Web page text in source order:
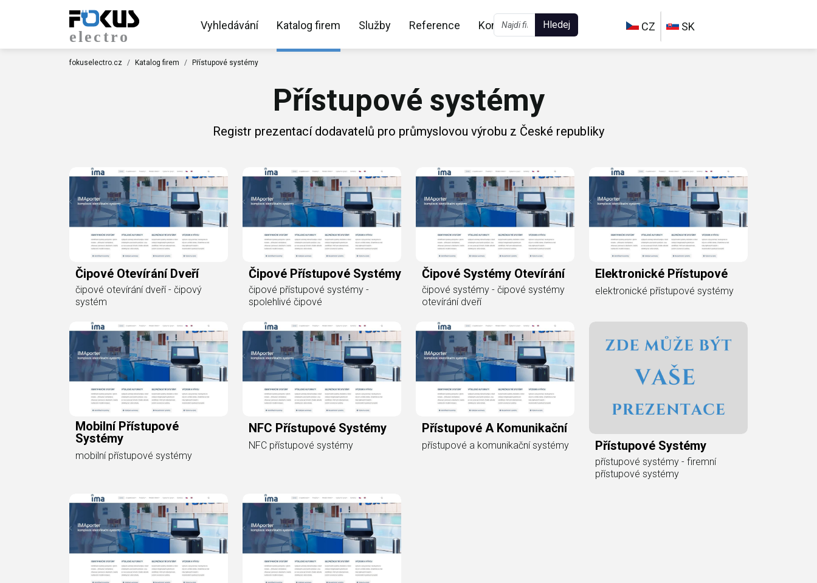
Vyhledávání Katalog firem Služby Reference Kontakt Hledej CZ SK
fokuselectro.cz Katalog firem Přístupové systémy
Přístupové systémy
Registr prezentací dodavatelů pro průmyslovou výrobu z České republiky
Čipové Otevírání Dveří
čipové otevírání dveří - čipový
systém
Čipové Přístupové Systémy
čipové přístupové systémy -
spolehlivé čipové
Čipové Systémy Otevírání
čipové systémy - čipové systémy
otevírání dveří
Elektronické Přístupové
elektronické přístupové systémy
Mobilní Přístupové
Systémy
mobilní přístupové systémy
NFC Přístupové Systémy
NFC přístupové systémy
Přístupové A Komunikační
přístupové a komunikační systémy Přístupové Systémy
přístupové systémy - firemní
přístupové systémy